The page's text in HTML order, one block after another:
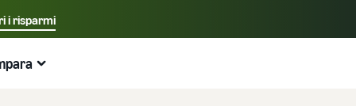
i risparmi
Seleziona la lingua preferita